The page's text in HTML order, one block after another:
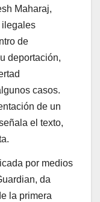
Maharaj,
ilegales
de
deportación,
casos.
de un
el texto,
por medios
da
la primera